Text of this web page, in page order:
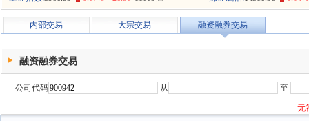
内部交易 大宗交易 融资融券交易
融资融券交易
公司代码 从 至
无